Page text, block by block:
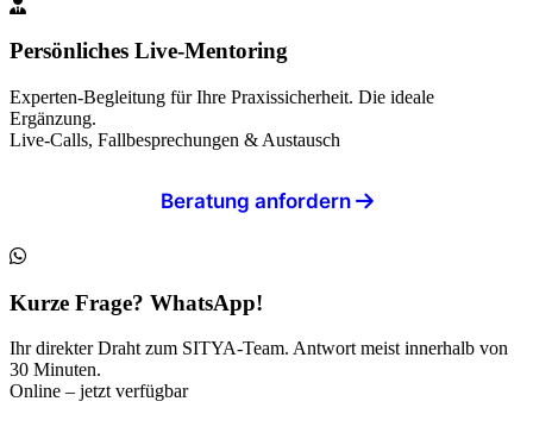
Persönliches Live-Mentoring
Experten-Begleitung für Ihre Praxissicherheit. Die ideale
Ergänzung.
Live-Calls, Fallbesprechungen & Austausch
Beratung anfordern
Kurze Frage? WhatsApp!
Ihr direkter Draht zum SITYA-Team. Antwort meist innerhalb von
30 Minuten.
Online – jetzt verfügbar